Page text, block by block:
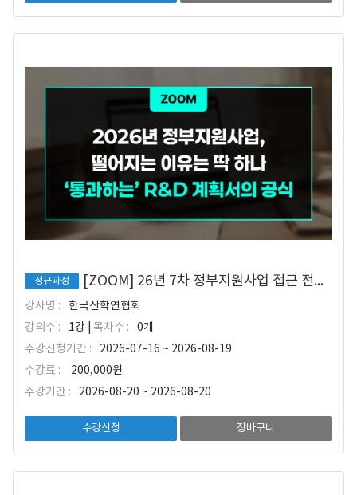
정규과정 [ZOOM] 26년 7차 정부지원사업 접근 전략과 ALL-PASS 연구개발계획서 작성법
강사명 :
한국산학연협회
강의수 :
1강 | 목차수 :
0개
수강신청기간 :
2026-07-16 ~ 2026-08-19
수강료 :
200,000원
수강기간 :
2026-08-20 ~ 2026-08-20
수강신청 장바구니